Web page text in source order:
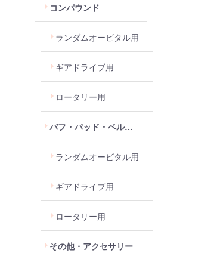
コンパウンド
ランダムオービタル用
ギアドライブ用
ロータリー用
バフ・パッド・ベルクロパッド
ランダムオービタル用
ギアドライブ用
ロータリー用
その他・アクセサリー